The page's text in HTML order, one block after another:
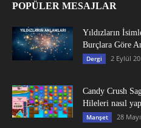
POPÜLER MESAJLAR
Yıldızların
Burçlara Göre
Dergi 2 Eylül
Candy Crush
Hileleri nasıl
Manşet 28